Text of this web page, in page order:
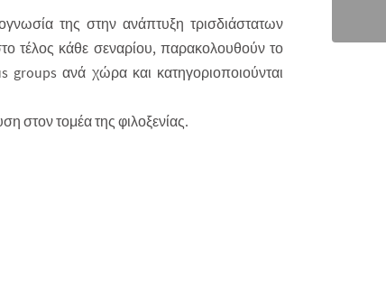
της στην ανάπτυξη τρισδιάστατων
τέλος κάθε σεναρίου, παρακολουθούν το
ανά χώρα και κατηγοριοποιούνται
στον τομέα της φιλοξενίας.